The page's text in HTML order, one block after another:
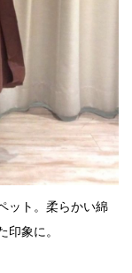
ット。柔らかい綿
象に。